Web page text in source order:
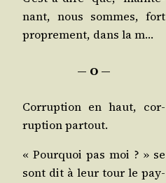
nant, nous sommes, fort
pro­pre­ment, dans la m…
― O ―
Cor­rup­tion en haut, cor­
rup­tion partout.
« Pour­quoi pas moi ? » se
sont dit à leur tour le pay­